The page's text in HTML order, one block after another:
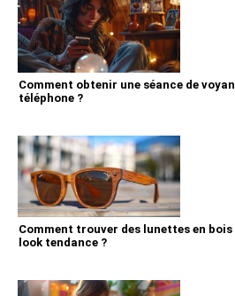
Comment obtenir une séance de
téléphone ?
Comment trouver des lunettes en
look tendance ?